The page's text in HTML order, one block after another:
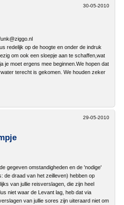
30-05-2010
redelijk op de hoogte en onder de indruk
om ook een sloepje aan te schaffen,wat
je moet ergens mee beginnen.We hopen dat
terecht is gekomen. We houden zeker
29-05-2010
gegeven omstandigheden en de 'nodige'
de draad van het zeilleven) hebben op
van jullie reisverslagen, die zijn heel
niet waar de Levant lag, heb dat via
van jullie sores zijn uiteraard niet om